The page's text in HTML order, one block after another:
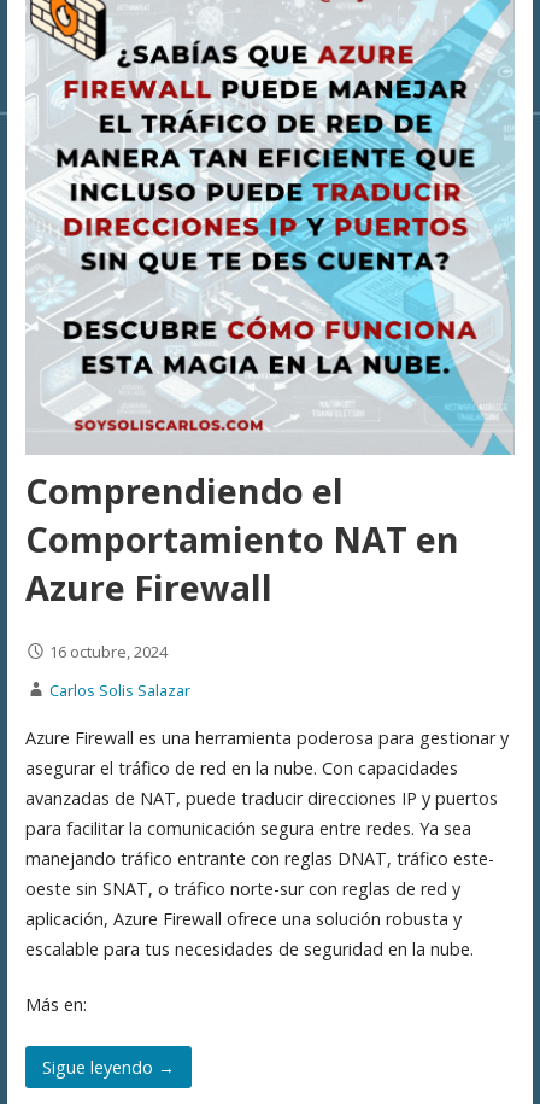
Comprendiendo el
Comportamiento NAT en
Azure Firewall
16 octubre, 2024
Carlos Solis Salazar
Azure Firewall es una herramienta poderosa para gestionar y
asegurar el tráfico de red en la nube. Con capacidades
avanzadas de NAT, puede traducir direcciones IP y puertos
para facilitar la comunicación segura entre redes. Ya sea
manejando tráfico entrante con reglas DNAT, tráfico este-
oeste sin SNAT, o tráfico norte-sur con reglas de red y
aplicación, Azure Firewall ofrece una solución robusta y
escalable para tus necesidades de seguridad en la nube.
Más en:
Sigue leyendo →